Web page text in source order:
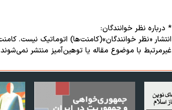
* درباره نظر خوانندگان:
انتشار «نظر خوانندگان»(کامنت‌ها) اتوماتیک نیست.
غیرمرتبط با موضوع مقاله یا توهین‌آمیز منتشر نمی‌شوند.